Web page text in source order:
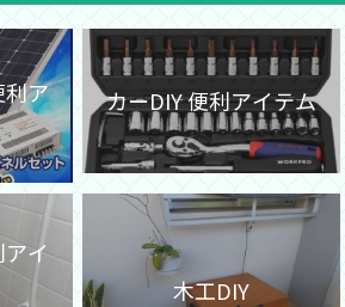
利ア
カーDIY 便利アイテム
アイ
木工DIY